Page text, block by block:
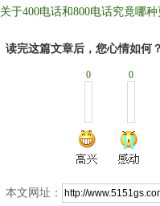
关于400电话和800电话究竟哪
读完这篇文章后，您心情如何？
0 0
本文网址：